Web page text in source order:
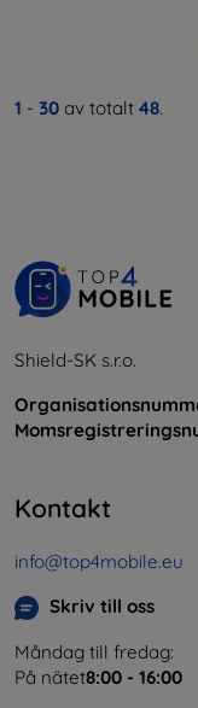
1 - 30 av totalt 48.
Shield-SK s.r.o.
Kontakt
info@top4mobile.eu
Skriv till oss
Måndag till fredag:
På nätet8:00 - 16:00